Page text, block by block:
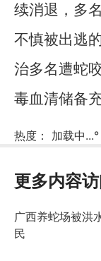
续消退，多
不慎被出逃
治多名遭蛇
毒血清储备
热度： 加载中...°
更多内容访
广西养蛇场被洪
民